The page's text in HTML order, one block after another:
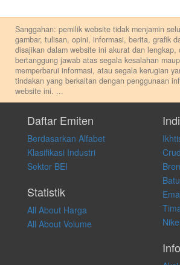
Sanggahan: pemilik website tidak menjamin
gambar, tulisan, opini, informasi, berita, grafik
disajikan dalam website ini akurat dan lengkap,
bertanggung jawab atas segala kesalahan
memperbarui informasi, atau segala kerugian
tindakan yang berkaitan dengan penggunaan
website ini. ...
pribadi. Kami tidak memberi anjuran, saran,
membeli, menjual atau melakukan aktivitas lain
transaksi perdagangan apapun, dan kami tidak
atas keputusan investasi yang dilakukan dalam
apapun juga, yang diakibatkan secara langsung
langsung atas konten pada website ini.
Daftar Emiten
Berdasarkan Alfabet
Klasifikasi Industri
Sektor BEI
Statistik
All About Harga
All About Volume
Nikel